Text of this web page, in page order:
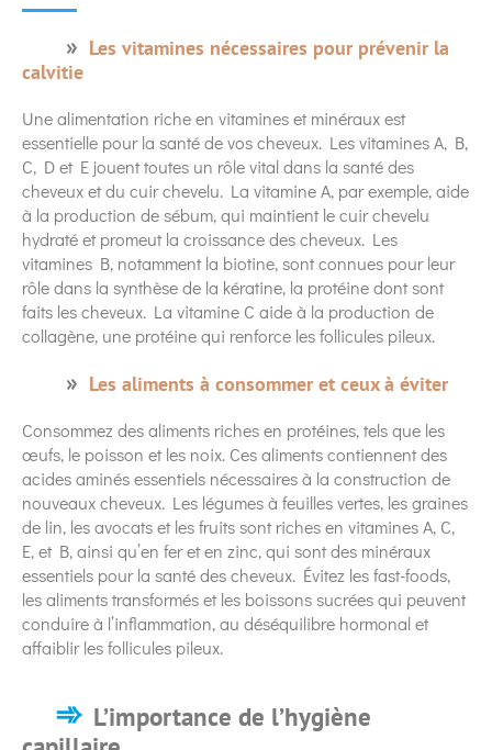
Les vitamines nécessaires pour prévenir la
calvitie
Une alimentation riche en vitamines et minéraux est
essentielle pour la santé de vos cheveux. Les vitamines A, B,
C, D et E jouent toutes un rôle vital dans la santé des
cheveux et du cuir chevelu. La vitamine A, par exemple, aide
à la production de sébum, qui maintient le cuir chevelu
hydraté et promeut la croissance des cheveux. Les
vitamines B, notamment la biotine, sont connues pour leur
rôle dans la synthèse de la kératine, la protéine dont sont
faits les cheveux. La vitamine C aide à la production de
collagène, une protéine qui renforce les follicules pileux.
Les aliments à consommer et ceux à éviter
Consommez des aliments riches en protéines, tels que les
œufs, le poisson et les noix. Ces aliments contiennent des
acides aminés essentiels nécessaires à la construction de
nouveaux cheveux. Les légumes à feuilles vertes, les graines
de lin, les avocats et les fruits sont riches en vitamines A, C,
E, et B, ainsi qu’en fer et en zinc, qui sont des minéraux
essentiels pour la santé des cheveux. Évitez les fast-foods,
les aliments transformés et les boissons sucrées qui peuvent
conduire à l’inflammation, au déséquilibre hormonal et
affaiblir les follicules pileux.
L’importance de l’hygiène